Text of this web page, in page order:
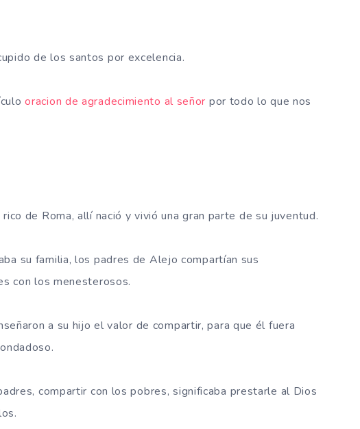
de los santos por excelencia.
oracion de agradecimiento al señor por todo lo que nos
de Roma, allí nació y vivió una gran parte de su juventud.
su familia, los padres de Alejo compartían sus
con los menesterosos.
a su hijo el valor de compartir, para que él fuera
compartir con los pobres, significaba prestarle al Dios